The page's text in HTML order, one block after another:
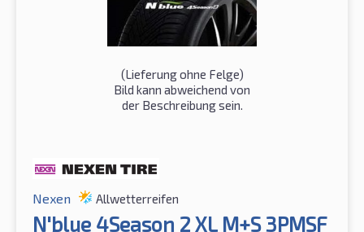
(Lieferung ohne Felge)
Bild kann abweichend von
der Beschreibung sein.
Nexen Allwetterreifen
N'blue 4Season 2 XL M+S 3PMSF